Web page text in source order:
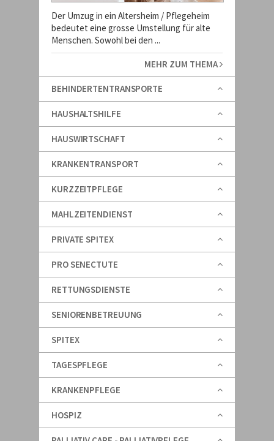
Der Umzug in ein Altersheim / Pflegeheim
bedeutet eine grosse Umstellung für alte
Menschen. Sowohl bei den ...
MEHR ZUM THEMA
BEHINDERTENTRANSPORTE
HAUSHALTSHILFE
HAUSWIRTSCHAFT
KRANKENTRANSPORT
KURZZEITPFLEGE
MAHLZEITENDIENST
PRIVATE SPITEX
PRO SENECTUTE
RETTUNGSDIENSTE
SENIORENBETREUUNG
SPITEX
TAGESPFLEGE
KRANKENPFLEGE
HOSPIZ